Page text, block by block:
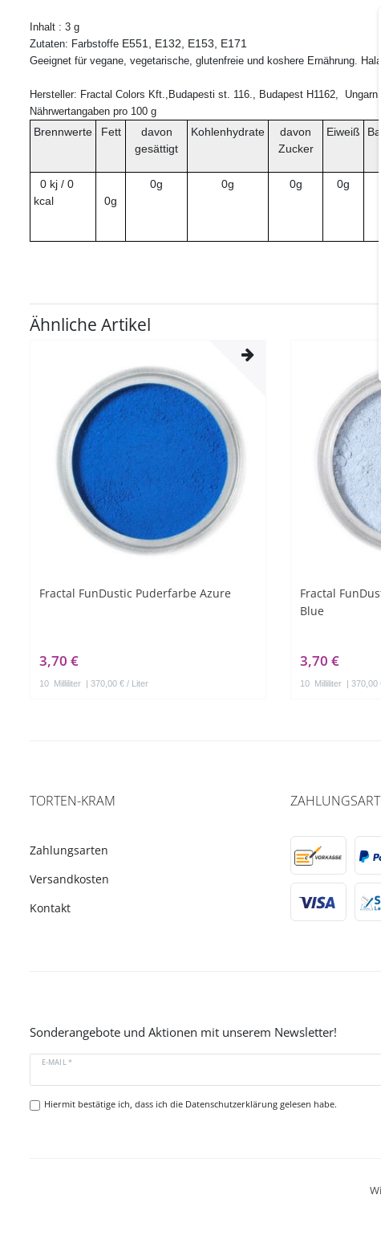
Inhalt : 3 g
Zutaten: Farbstoffe E551, E132, E153, E171
Geeignet für vegane, vegetarische, glutenfreie und koshere Ernährung.
Hersteller: Fractal Colors Kft.,Budapesti st. 116., Budapest H1162, Ungarn
Nährwertangaben pro 100 g
Brennwerte Fett
davon
gesättigt
Kohlenhydrate
davon
Zucker
Eiweiß
0 kj / 0
kcal
0g
0g 0g 0g 0g
Ähnliche Artikel
Fractal FunDustic Puderfarbe Azure
3,70 €
10 Milliliter | 370,00 € / Liter
Fractal
Blue
3,70 €
10 Milliliter | 370,00
TORTEN-KRAM
Zahlungsarten
Versandkosten
Kontakt
Sonderangebote und Aktionen mit unserem Newsletter!
E-MAIL *
Hiermit bestätige ich, dass ich die Datenschutzerklärunggelesen habe.